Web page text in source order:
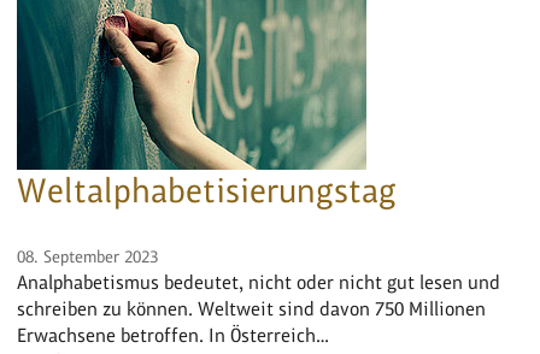
Weltalphabetisierungstag
08. September 2023
Analphabetismus bedeutet, nicht oder nicht gut lesen und
schreiben zu können. Weltweit sind davon 750 Millionen
Erwachsene betroffen. In Österreich…